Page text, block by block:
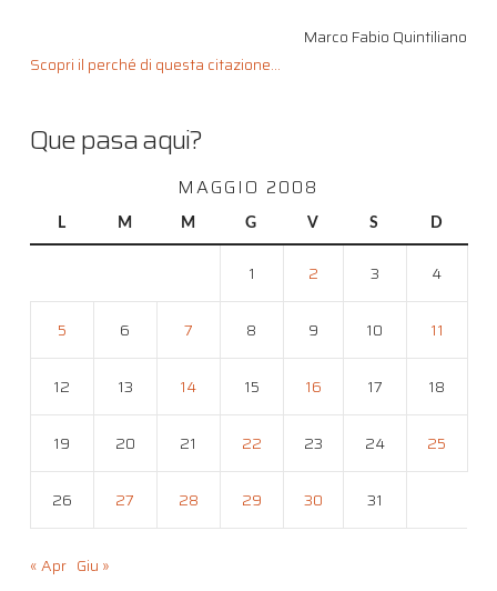
Marco Fabio Quintiliano
Scopri il perché di questa citazione...
Que pasa aqui?
MAGGIO 2008
L M M G V S D
1 2 3 4
5 6 7 8 9 10 11
12 13 14 15 16 17 18
19 20 21 22 23 24 25
26 27 28 29 30 31
« Apr Giu »